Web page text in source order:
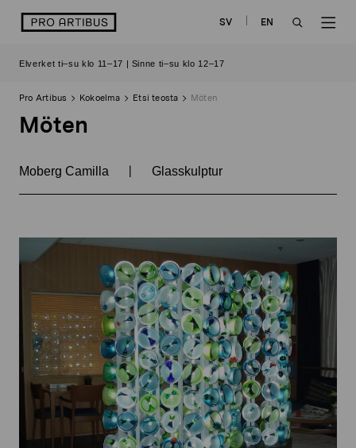
sisältöön
logo SV
EN
Elverket ti–su klo 11–17 | Sinne ti–su klo 12–17
Pro Artibus Kokoelma Etsi teosta Möten
Möten
Moberg Camilla | Glasskulptur